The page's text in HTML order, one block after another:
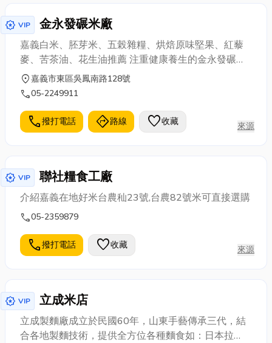
award_star VIP 金永發碾米廠
嘉義白米、胚芽米、五榖雜糧、烘焙原味堅果、紅藜
麥、苦茶油、花生油推薦 注重健康養生的金永發碾米
廠
location_on嘉義市東區吳鳳南路128號
call05-2249911
call撥打電話 directions路線 favorite收藏 來源
award_star VIP 聯社糧食工廠
介紹嘉義在地好米台農秈23號,台農82號米可直接選購
call05-2359879
call撥打電話 favorite收藏 來源
award_star VIP 立成米店
立成製麵廠成立於民國60年，山東手藝傳承三代，結
合各地製麵技術，提供全方位各種麵食如：日本拉